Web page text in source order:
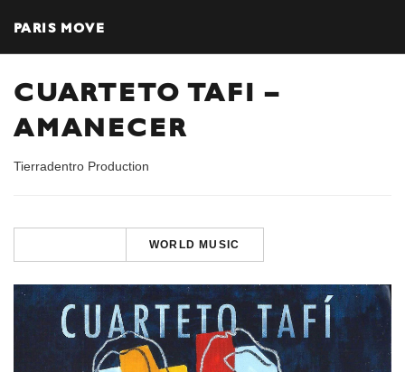
PARIS MOVE
CUARTETO TAFI –
AMANECER
Tierradentro Production
WORLD MUSIC